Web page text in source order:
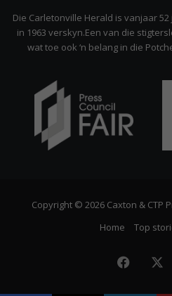
Die Carletonville Herald is vanjaar
in 1963 verskyn.Een van die
wat toe ook ‘n belang in die
Copyright © 2026 Caxton & CTP
Home
Top